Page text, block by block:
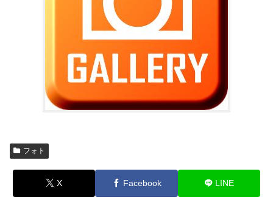
フォト
X Facebook LINE